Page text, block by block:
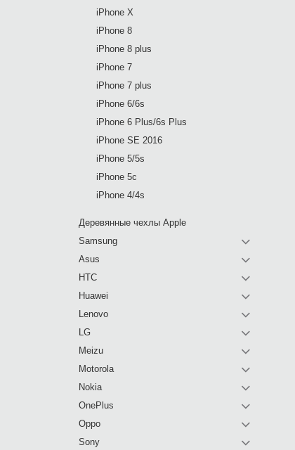
iPhone X
iPhone 8
iPhone 8 plus
iPhone 7
iPhone 7 plus
iPhone 6/6s
iPhone 6 Plus/6s Plus
iPhone SE 2016
iPhone 5/5s
iPhone 5c
iPhone 4/4s
Деревянные чехлы Apple
Samsung
Asus
HTC
Huawei
Lenovo
LG
Meizu
Motorola
Nokia
OnePlus
Oppo
Sony